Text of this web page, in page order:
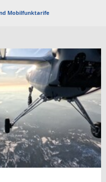
Mobilfunktarife